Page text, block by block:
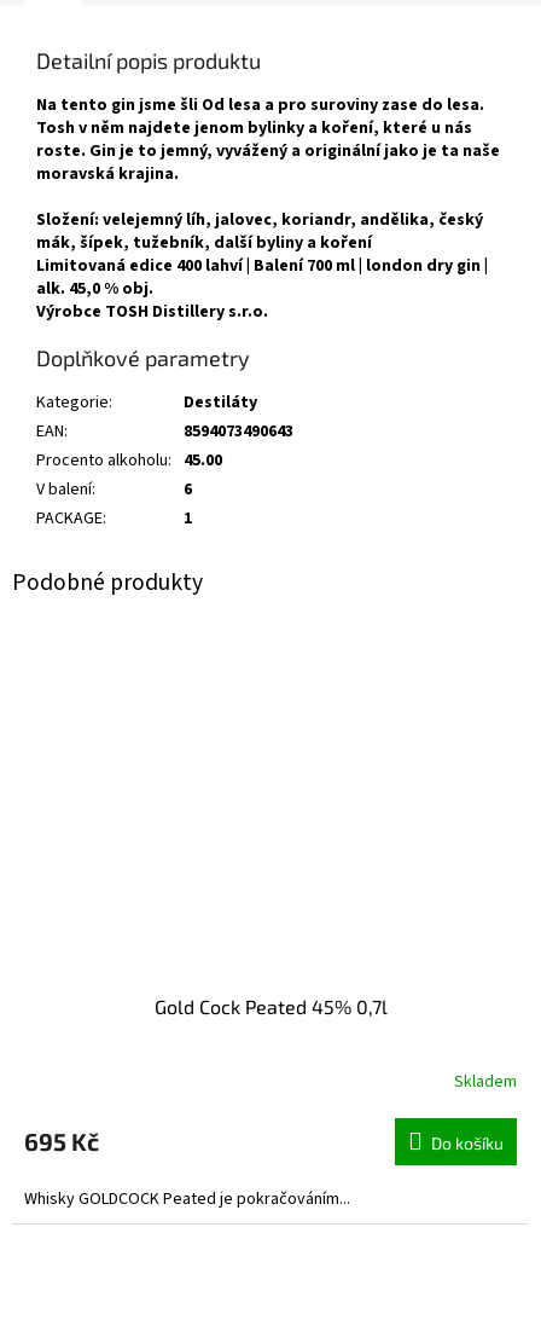
Detailní popis produktu
Na tento gin jsme šli Od lesa a pro suroviny zase do lesa.
Tosh v něm najdete jenom bylinky a koření, které u nás
roste. Gin je to jemný, vyvážený a originální jako je ta naše
moravská krajina.
Složení: velejemný líh, jalovec, koriandr, andělika, český
mák, šípek, tužebník, další byliny a koření
Limitovaná edice 400 lahví | Balení 700 ml | london dry gin |
alk. 45,0 % obj.
Výrobce TOSH Distillery s.r.o.
Doplňkové parametry
Kategorie:
Destiláty
EAN:
8594073490643
Procento alkoholu: 45.00
V balení:
6
PACKAGE: 1
Gold Cock Peated 45% 0,7l
Skladem
695 Kč Do košíku
Whisky GOLDCOCK Peated je pokračováním...